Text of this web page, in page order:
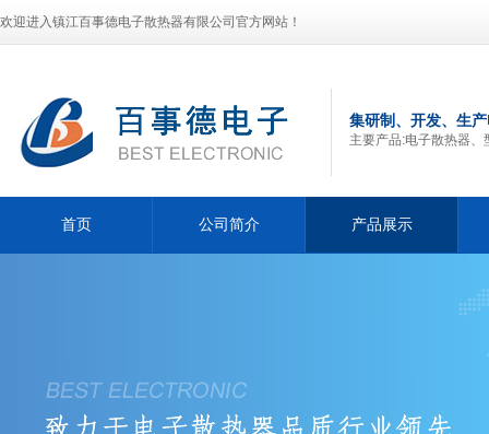
欢迎进入镇江百事德电子散热器有限公司官方网站！
集研制、开发、生
主要产品:电子散热器
首页 公司简介 产品展示